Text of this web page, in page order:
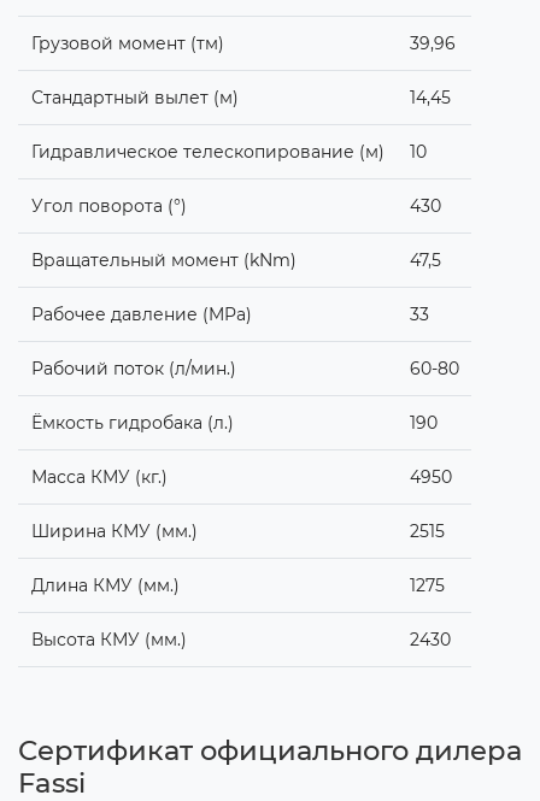
Грузовой момент (тм) 39,96
Стандартный вылет (м) 14,45
Гидравлическое телескопирование (м) 10
Угол поворота (°) 430
Вращательный момент (kNm) 47,5
Рабочее давление (MPa) 33
Рабочий поток (л/мин.) 60-80
Ёмкость гидробака (л.) 190
Масса КМУ (кг.) 4950
Ширина КМУ (мм.) 2515
Длина КМУ (мм.) 1275
Высота КМУ (мм.) 2430
Сертификат официального дилера
Fassi